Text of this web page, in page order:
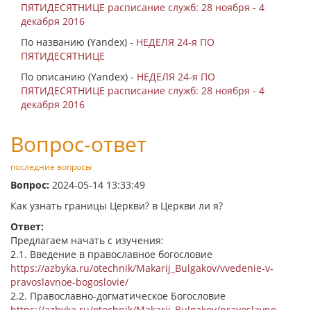
ПЯТИДЕСЯТНИЦЕ расписание служб: 28 ноября - 4
декабря 2016
По названию (Yandex) - НЕДЕЛЯ 24-я ПО
ПЯТИДЕСЯТНИЦЕ
По описанию (Yandex) - НЕДЕЛЯ 24-я ПО
ПЯТИДЕСЯТНИЦЕ расписание служб: 28 ноября - 4
декабря 2016
Вопрос-ответ
последние вопросы
Вопрос: 2024-05-14 13:33:49
Как узнать границы Церкви? в Церкви ли я?
Ответ:
Предлагаем начать с изучения:
2.1. Введение в православное богословие
https://azbyka.ru/otechnik/Makarij_Bulgakov/vvedenie-v-
pravoslavnoe-bogoslovie/
2.2. Православно-догматическое Богословие